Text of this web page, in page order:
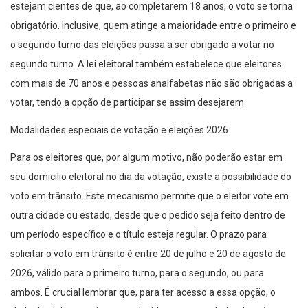
estejam cientes de que, ao completarem 18 anos, o voto se torna
obrigatório. Inclusive, quem atinge a maioridade entre o primeiro e
o segundo turno das eleições passa a ser obrigado a votar no
segundo turno. A lei eleitoral também estabelece que eleitores
com mais de 70 anos e pessoas analfabetas não são obrigadas a
votar, tendo a opção de participar se assim desejarem.
Modalidades especiais de votação e eleições 2026
Para os eleitores que, por algum motivo, não poderão estar em
seu domicílio eleitoral no dia da votação, existe a possibilidade do
voto em trânsito. Este mecanismo permite que o eleitor vote em
outra cidade ou estado, desde que o pedido seja feito dentro de
um período específico e o título esteja regular. O prazo para
solicitar o voto em trânsito é entre 20 de julho e 20 de agosto de
2026, válido para o primeiro turno, para o segundo, ou para
ambos. É crucial lembrar que, para ter acesso a essa opção, o